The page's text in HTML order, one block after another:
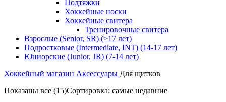
Подтяжки
Хоккейные носки
Хоккейные свитера
Тренировочные свитера
Взрослые (Senior, SR) (>17 лет)
Подростковые (Intermediate, INT) (14-17 лет)
Юниорские (Junior, JR) (7-14 лет)
Хоккейный магазин Аксессуары Для щитков
Показаны все (15)Сортировка: самые недавние